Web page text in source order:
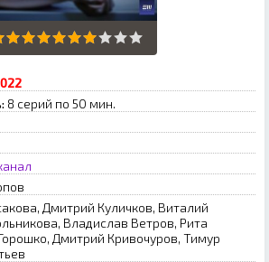
8 серий по 50 мин.
Дмитрий Куличков, Виталий
Владислав Ветров, Рита
Дмитрий Кривочуров, Тимур